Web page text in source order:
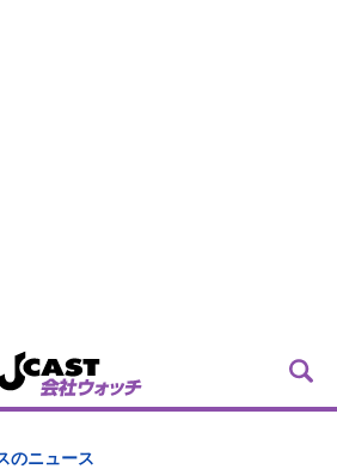
のニュース